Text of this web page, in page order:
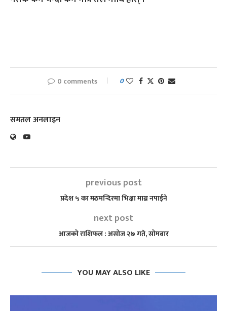
0 comments 0
समतल अनलाइन
previous post
प्रदेश ५ का मठमन्दिरमा भिक्षा माग्न नपाईने
next post
आजको राशिफल : असोज २७ गते, सोमबार
YOU MAY ALSO LIKE